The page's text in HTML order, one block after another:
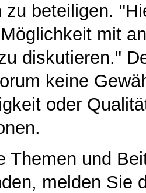
zu beteiligen.
mit
diskutieren."
keine
oder
Themen und
melden Sie